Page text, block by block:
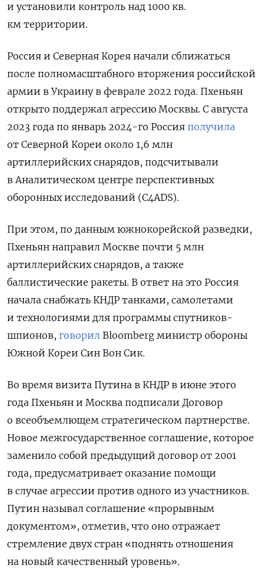
и установили контроль над 1000 кв.
км территории.
Россия и Северная Корея начали сближаться
после полномасштабного вторжения российской
армии в Украину в феврале 2022 года. Пхеньян
открыто поддержал агрессию Москвы. С августа
2023 года по январь 2024-го Россия получила
от Северной Кореи около 1,6 млн
артиллерийских снарядов, подсчитывали
в Аналитическом центре перспективных
оборонных исследований (C4ADS).
При этом, по данным южнокорейской разведки,
Пхеньян направил Москве почти 5 млн
артиллерийских снарядов, а также
баллистические ракеты. В ответ на это Россия
начала снабжать КНДР танками, самолетами
и технологиями для программы спутников-
шпионов, говорил Bloomberg министр обороны
Южной Кореи Син Вон Сик.
Во время визита Путина в КНДР в июне этого
года Пхеньян и Москва подписали Договор
о всеобъемлющем стратегическом партнерстве.
Новое межгосударственное соглашение, которое
заменило собой предыдущий договор от 2001
года, предусматривает оказание помощи
в случае агрессии против одного из участников.
Путин называл соглашение «прорывным
документом», отметив, что оно отражает
стремление двух стран «поднять отношения
на новый качественный уровень».